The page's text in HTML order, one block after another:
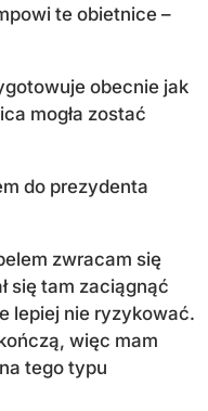
te obietnice –
obecnie jak
mogła zostać
do prezydenta
zwracam się
się tam zaciągnąć
lepiej nie ryzykować.
więc mam
tego typu